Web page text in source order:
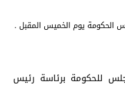
للحكومة برئاسة رئيس